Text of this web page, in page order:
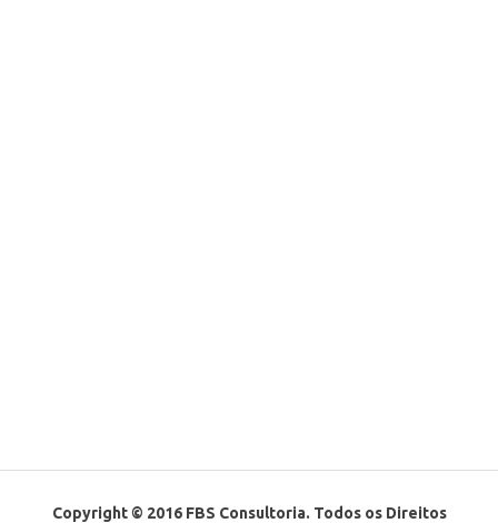
Copyright © 2016 FBS Consultoria. Todos os Direitos